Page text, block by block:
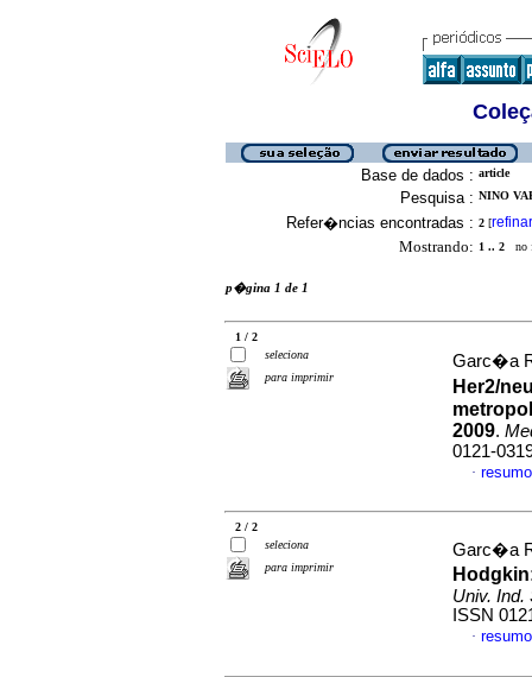
Base de dados : article
Pesquisa : NINO
Refer�ncias encontradas : 2 [refinar
Mostrando: 1 .. 2 no
p�gina 1 de 1
1 / 2
seleciona
para imprimir
Garc�a
Her2/
2009.
0121-
·
2 / 2
seleciona
para imprimir
Garc�a
Univ. Ind.
ISSN
·